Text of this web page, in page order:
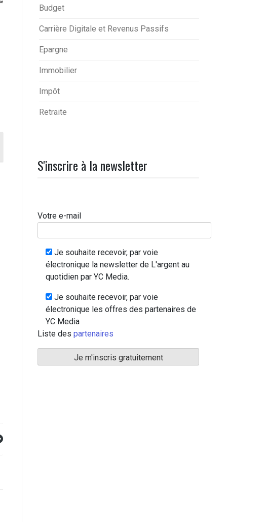
Budget
Carrière Digitale et Revenus Passifs
Epargne
Immobilier
Impôt
Retraite
S'inscrire à la newsletter
Votre e-mail
Je souhaite recevoir, par voie
électronique la newsletter de L'argent au
quotidien par YC Media.
Je souhaite recevoir, par voie
électronique les offres des partenaires de
YC Media
Liste des partenaires